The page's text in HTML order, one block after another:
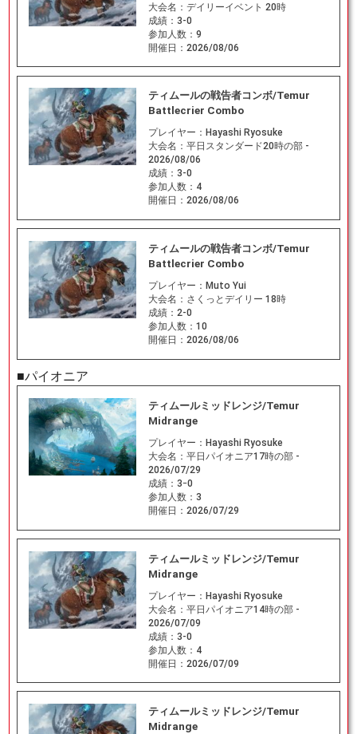
大会名： デイリーイベント 20時
成績： 3-0
参加人数： 9
開催日： 2026/08/06
ティムールの戦告者コンボ/Temur
Battlecrier Combo
プレイヤー： Hayashi Ryosuke
大会名： 平日スタンダード20時の部 -
2026/08/06
成績： 3-0
参加人数： 4
開催日： 2026/08/06
ティムールの戦告者コンボ/Temur
Battlecrier Combo
プレイヤー： Muto Yui
大会名： さくっとデイリー 18時
成績： 2-0
参加人数： 10
開催日： 2026/08/06
■パイオニア
ティムールミッドレンジ/Temur
Midrange
プレイヤー： Hayashi Ryosuke
大会名： 平日パイオニア17時の部 -
2026/07/29
成績： 3ｰ0
参加人数： 3
開催日： 2026/07/29
ティムールミッドレンジ/Temur
Midrange
プレイヤー： Hayashi Ryosuke
大会名： 平日パイオニア14時の部 -
2026/07/09
成績： 3-0
参加人数： 4
開催日： 2026/07/09
ティムールミッドレンジ/Temur
Midrange